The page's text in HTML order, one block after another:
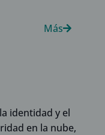
Más
identidad y el
en la nube,